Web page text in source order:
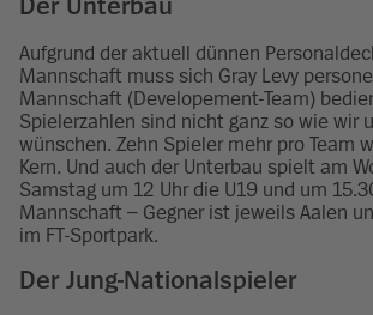
Der Unterbau
Aufgrund der aktuell dünnen
Mannschaft muss sich Gray Levy
Mannschaft (Developement-Team)
Spielerzahlen sind nicht ganz so wie wir
wünschen. Zehn Spieler mehr pro Team
Kern. Und auch der Unterbau spielt am
Samstag um 12 Uhr die U19 und um
Mannschaft – Gegner ist jeweils Aalen
im FT-Sportpark.
Der Jung-Nationalspieler